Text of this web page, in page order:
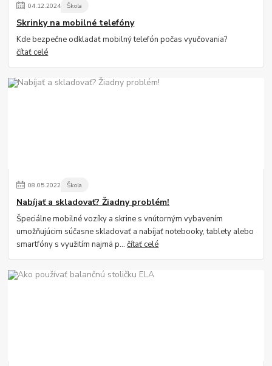
04.12.2024 Škola
Skrinky na mobilné telefóny
Kde bezpečne odkladať mobilný telefón počas vyučovania?
čítať celé
08.05.2022 Škola
Nabíjať a skladovať? Žiadny problém!
Špeciálne mobilné vozíky a skrine s vnútorným vybavením
umožňujúcim súčasne skladovať a nabíjať notebooky, tablety alebo
smartfóny s využitím najmä p...čítať celé